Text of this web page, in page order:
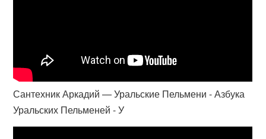
Сантехник Аркадий — Уральские Пельмени - Азбука
Уральских Пельменей - У